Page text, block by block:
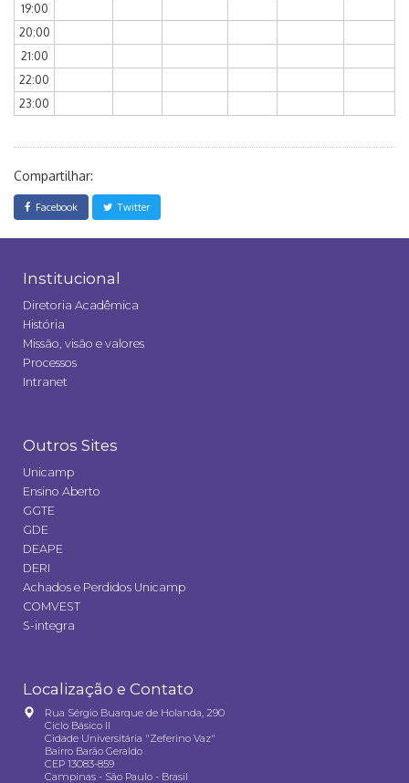
19:00
20:00
21:00
22:00
23:00
Compartilhar:
Facebook Twitter
Institucional
Diretoria Acadêmica
História
Missão, visão e valores
Processos
Intranet
Outros Sites
Unicamp
Ensino Aberto
GGTE
GDE
DEAPE
DERI
Achados e Perdidos Unicamp
COMVEST
S-integra
Localização e Contato
Rua Sérgio Buarque de Holanda, 290
Ciclo Básico II
Cidade Universitária "Zeferino Vaz"
Bairro Barão Geraldo
CEP 13083-859
Campinas - São Paulo - Brasil